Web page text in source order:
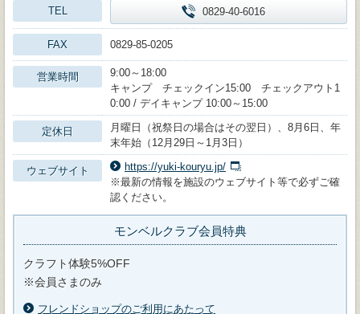
TEL 0829-40-6016
FAX 0829-85-0205
営業時間
9:00～18:00
キャンプ チェックイン15:00 チェックアウト1
0:00 / デイキャンプ 10:00～15:00
定休日
月曜日（祝祭日の場合はその翌日）、8月6日、年
末年始（12月29日～1月3日）
ウェブサイト
https://yuki-kouryu.jp/
※最新の情報を施設のウェブサイト等で必ずご確
認ください。
モンベルクラブ会員特典
クラフト体験5%OFF
※会員さまのみ
フレンドショップのご利用にあたって